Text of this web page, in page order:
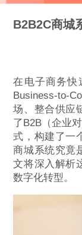
B2B2C商城
在电子商务快
Business-to-
场、整合供应
了B2B（企业
式，构建了一
商城系统究竟
文将深入解析
数字化转型。